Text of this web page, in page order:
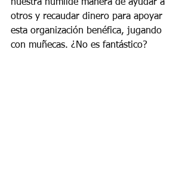
nuestra humilde manera de ayudar a
otros y recaudar dinero para apoyar
esta organización benéfica, jugando
con muñecas. ¿No es fantástico?